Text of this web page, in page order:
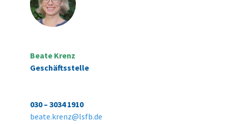
Beate Krenz
Geschäftsstelle
030 – 3034 1910
beate.krenz@lsfb.de